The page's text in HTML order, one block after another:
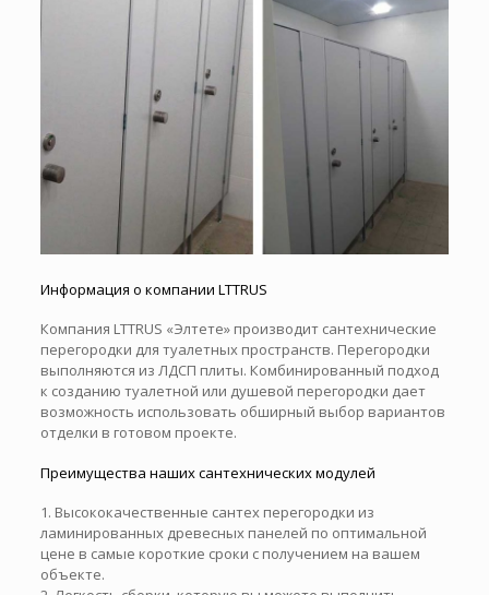
Информация о компании LTTRUS
Компания LTTRUS «Элтете» производит сантехнические
перегородки для туалетных пространств. Перегородки
выполняются из ЛДСП плиты. Комбинированный подход
к созданию туалетной или душевой перегородки дает
возможность использовать обширный выбор вариантов
отделки в готовом проекте.
Преимущества наших сантехнических модулей
1. Высококачественные сантех перегородки из
ламинированных древесных панелей по оптимальной
цене в самые короткие сроки с получением на вашем
объекте.